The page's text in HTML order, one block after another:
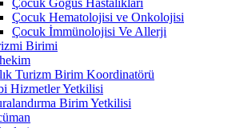
Çocuk Hematolojisi ve Onkolojisi
Çocuk İmmünolojisi Ve Allerji
Birimi
Turizm Birim Koordinatörü
Hizmetler Yetkilisi
Birim Yetkilisi